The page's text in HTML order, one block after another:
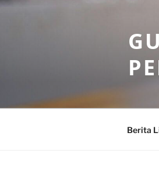
Skip
Berita